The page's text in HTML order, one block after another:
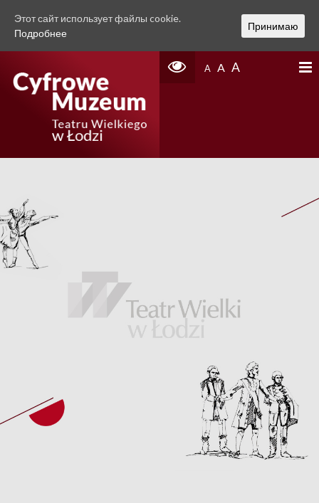
A A A
Этот сайт использует файлы cookie.
Подробнее
Принимаю